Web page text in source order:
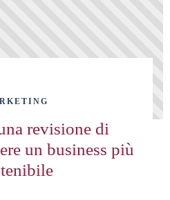
revisione di
un business più